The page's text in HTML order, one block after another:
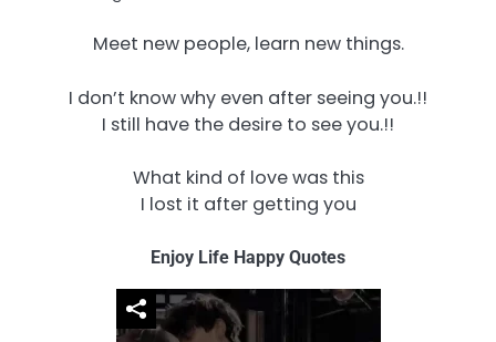
Meet new people, learn new things.
I don’t know why even after seeing you.!!
I still have the desire to see you.!!
What kind of love was this
I lost it after getting you
Enjoy Life Happy Quotes